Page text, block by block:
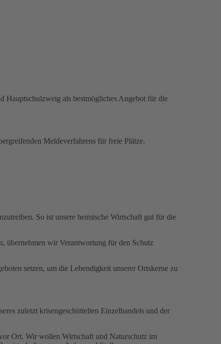
Hauptschulzweig als bestmögliches Angebot für die
Meldeverfahrens für freie Plätze.
So ist unsere heimische Wirtschaft gut für die
übernehmen wir Verantwortung für den Schutz
setzen, um die Lebendigkeit unserer Ortskerne zu
zuletzt krisengeschüttelten Einzelhandels und der
Ort. Wir wollen Wirtschaft und Naturschutz im